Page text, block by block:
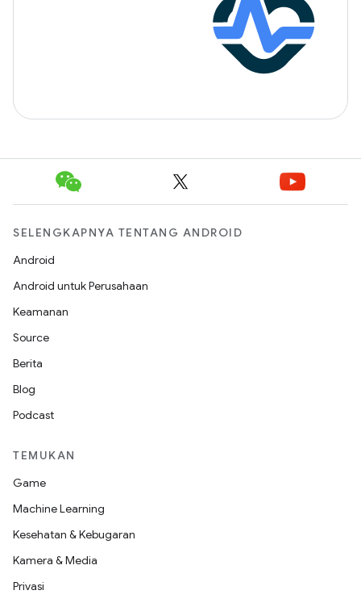
SELENGKAPNYA TENTANG ANDROID
Android
Android untuk Perusahaan
Keamanan
Source
Berita
Blog
Podcast
TEMUKAN
Game
Machine Learning
Kesehatan & Kebugaran
Kamera & Media
Privasi